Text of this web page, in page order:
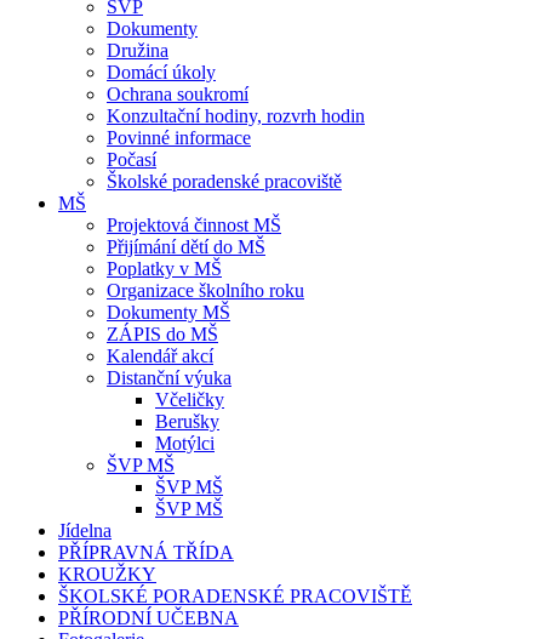
ŠVP
Dokumenty
Družina
Domácí úkoly
Ochrana soukromí
Konzultační hodiny, rozvrh hodin
Povinné informace
Počasí
Školské poradenské pracoviště
MŠ
Projektová činnost MŠ
Přijímání dětí do MŠ
Poplatky v MŠ
Organizace školního roku
Dokumenty MŠ
ZÁPIS do MŠ
Kalendář akcí
Distanční výuka
Včeličky
Berušky
Motýlci
ŠVP MŠ
ŠVP MŠ
ŠVP MŠ
Jídelna
PŘÍPRAVNÁ TŘÍDA
KROUŽKY
ŠKOLSKÉ PORADENSKÉ PRACOVIŠTĚ
PŘÍRODNÍ UČEBNA